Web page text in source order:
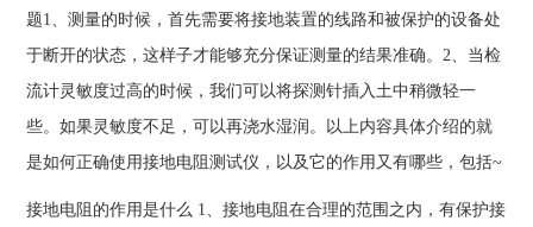
题1、测量的时候，首先需要将接地装置的线路和被保护的设备处
于断开的状态，这样子才能够充分保证测量的结果准确。2、当检
流计灵敏度过高的时候，我们可以将探测针插入土中稍微轻一
些。如果灵敏度不足，可以再浇水湿润。以上内容具体介绍的就
是如何正确使用接地电阻测试仪，以及它的作用又有哪些，包括~
接地电阻的作用是什么 1、接地电阻在合理的范围之内，有保护接